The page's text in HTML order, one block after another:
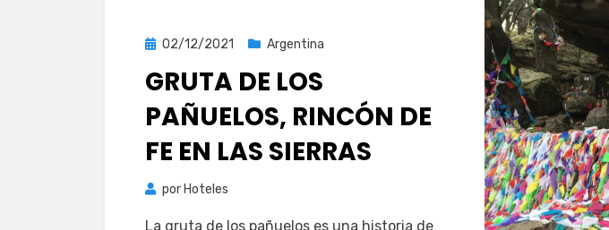
Publicada
02/12/2021 Argentina
GRUTA DE LOS
PAÑUELOS, RINCÓN DE
FE EN LAS SIERRAS
por Hoteles
La gruta de los pañuelos es una historia de